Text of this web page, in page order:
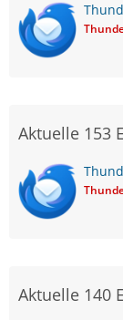
Aktuelle 153
Aktuelle 140